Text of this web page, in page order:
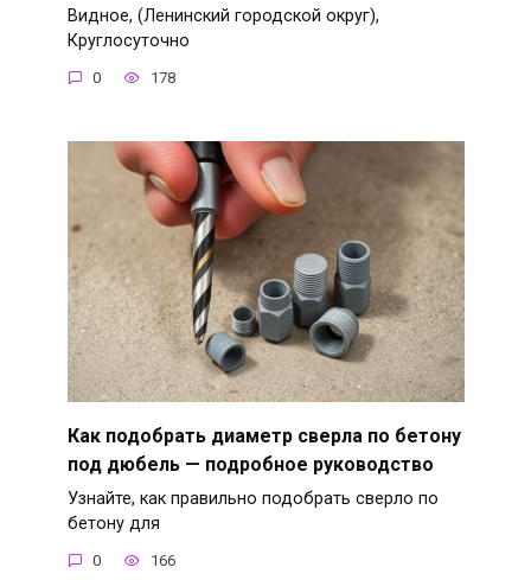
Видное, (Ленинский городской округ),
Круглосуточно
0 178
Как подобрать диаметр сверла по бетону
под дюбель — подробное руководство
Узнайте, как правильно подобрать сверло по
бетону для
0 166